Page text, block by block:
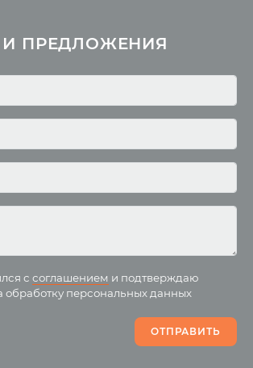
Христианство
Притчи
Электронные
ПРЕДЛОЖЕНИЯ
ссоглашением и подтверждаю
обработку персональных данных
ОТПРАВИТЬ